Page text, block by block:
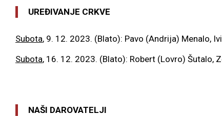
UREĐIVANJE CRKVE
Subota, 9. 12. 2023. (Blato): Pavo (Andrija) Menalo,
Subota, 16. 12. 2023. (Blato): Robert (Lovro) Šutalo,
NAŠI DAROVATELJI